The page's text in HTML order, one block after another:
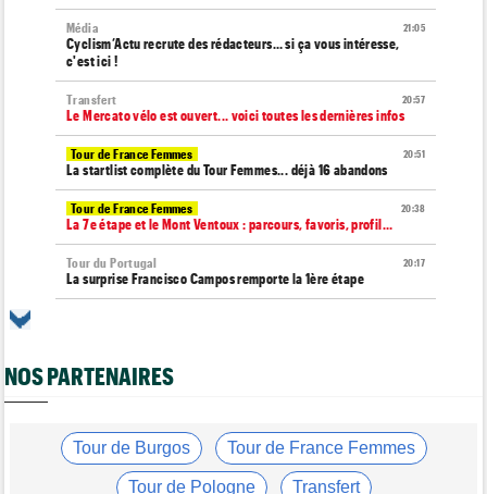
21:05
Média
Cyclism’Actu recrute des rédacteurs… si ça vous intéresse,
c'est ici !
20:57
Transfert
Le Mercato vélo est ouvert... voici toutes les dernières infos
20:51
Tour de France Femmes
La startlist complète du Tour Femmes... déjà 16 abandons
20:38
Tour de France Femmes
La 7e étape et le Mont Ventoux : parcours, favoris, profil…
20:17
Tour du Portugal
La surprise Francisco Campos remporte la 1ère étape
Tour de France Femmes
19:13
Tour de France Femmes
Kim Le Court Pienaar : "La course a été complètement folle"
NOS PARTENAIRES
Tour de Burgos Tour de France Femmes
Tour de Pologne Transfert